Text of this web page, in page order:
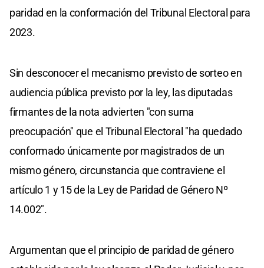
paridad en la conformación del Tribunal Electoral para
2023.
Sin desconocer el mecanismo previsto de sorteo en
audiencia pública previsto por la ley, las diputadas
firmantes de la nota advierten "con suma
preocupación" que el Tribunal Electoral "ha quedado
conformado únicamente por magistrados de un
mismo género, circunstancia que contraviene el
artículo 1 y 15 de la Ley de Paridad de Género Nº
14.002".
Argumentan que el principio de paridad de género